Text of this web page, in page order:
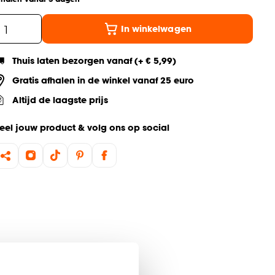
In winkelwagen
Thuis laten bezorgen vanaf (+ € 5,99)
Gratis afhalen in de winkel vanaf 25 euro
Altijd de laagste prijs
jouw product & volg ons op social